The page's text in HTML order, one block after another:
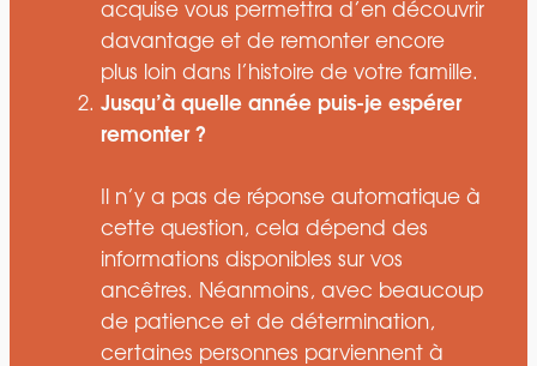
acquise vous permettra d’en découvrir
davantage et de remonter encore
plus loin dans l’histoire de votre famille.
Jusqu’à quelle année puis-je espérer
remonter ?
Il n’y a pas de réponse automatique à
cette question, cela dépend des
informations disponibles sur vos
ancêtres. Néanmoins, avec beaucoup
de patience et de détermination,
certaines personnes parviennent à